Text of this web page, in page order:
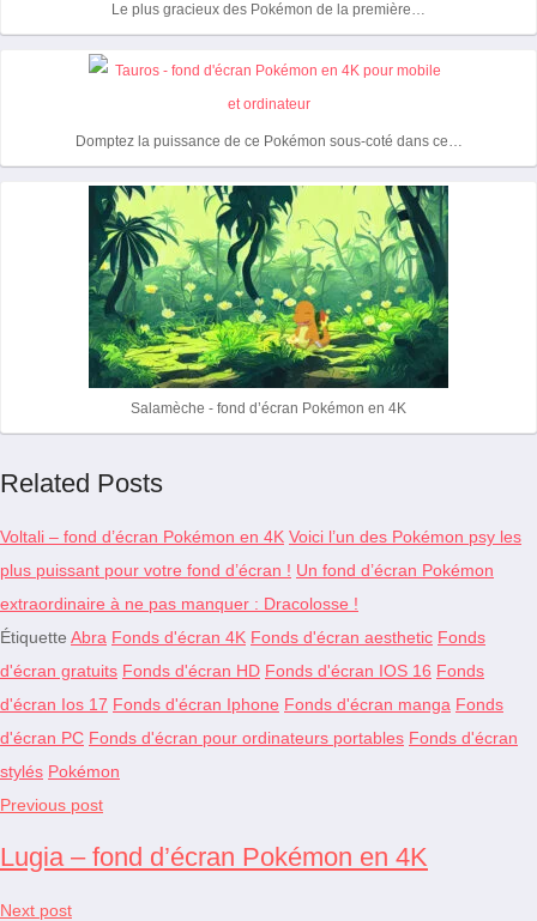
Le plus gracieux des Pokémon de la première…
Domptez la puissance de ce Pokémon sous-coté dans ce…
Salamèche - fond d’écran Pokémon en 4K
Related Posts
Voltali – fond d’écran Pokémon en 4K Voici l’un des Pokémon psy les
plus puissant pour votre fond d’écran ! Un fond d’écran Pokémon
extraordinaire à ne pas manquer : Dracolosse !
Étiquette Abra Fonds d'écran 4K Fonds d'écran aesthetic Fonds
d'écran gratuits Fonds d'écran HD Fonds d'écran IOS 16 Fonds
d'écran Ios 17 Fonds d'écran Iphone Fonds d'écran manga Fonds
d'écran PC Fonds d'écran pour ordinateurs portables Fonds d'écran
stylés Pokémon
Previous post
Lugia – fond d’écran Pokémon en 4K
Next post